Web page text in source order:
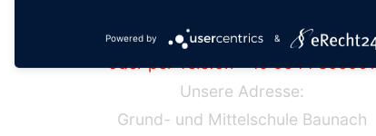
per Mail
oder per Telefon +49 9544 855901
Unsere Adresse:
Grund- und Mittelschule Baunach
Powered by &